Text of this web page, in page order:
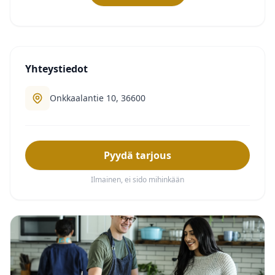
Yhteystiedot
Onkkaalantie 10, 36600
Pyydä tarjous
Ilmainen, ei sido mihinkään